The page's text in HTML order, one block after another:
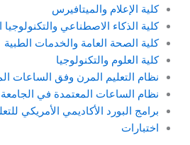
كلية الإعلام والميتافيرس
كلية الذكاء الاصطناعي والتكنولوجيا
كلية الصحة العامة والخدمات الطبية
كلية العلوم والتكنولوجيا
نظام التعليم المرن وفق الساعات
نظام الساعات المعتمدة في الجامعة
برامج البورد الأكاديمي الأمريكي
اختبارات